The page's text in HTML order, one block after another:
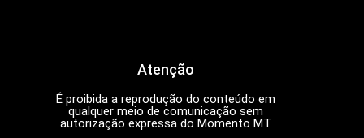
Atenção
É proibida a reprodução do conteúdo em
qualquer meio de comunicação sem
autorização expressa do Momento MT.